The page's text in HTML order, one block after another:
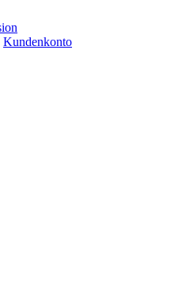
Kundenkonto